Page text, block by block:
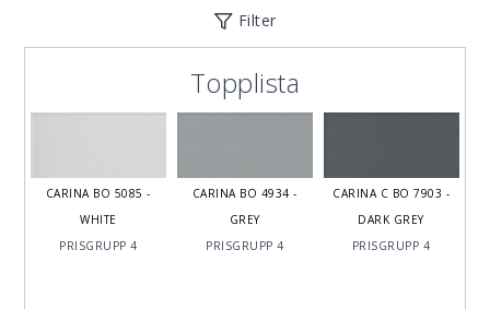
Filter
Topplista
CARINA BO 5085 -
WHITE
PRISGRUPP 4
CARINA BO 4934 -
GREY
PRISGRUPP 4
CARINA C BO 7903 -
DARK GREY
PRISGRUPP 4